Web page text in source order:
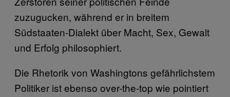
zuzugucken, während er in breitem
Südstaaten-Dialekt über Macht, Sex, Gewalt
und Erfolg philosophiert.
Die Rhetorik von Washingtons gefährlichstem
Politiker ist ebenso over-the-top wie pointiert